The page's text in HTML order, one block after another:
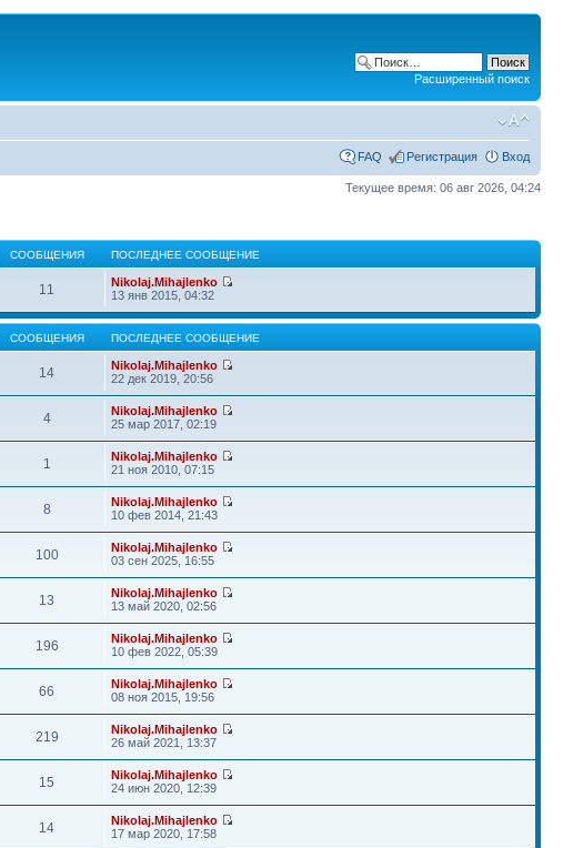
Расширенный поиск
FAQ Регистрация Вход
Текущее время: 06 авг 2026, 04:24
СООБЩЕНИЯ ПОСЛЕДНЕЕ СООБЩЕНИЕ
11
Nikolaj.Mihajlenko
13 янв 2015, 04:32
СООБЩЕНИЯ ПОСЛЕДНЕЕ СООБЩЕНИЕ
14
Nikolaj.Mihajlenko
22 дек 2019, 20:56
4
Nikolaj.Mihajlenko
25 мар 2017, 02:19
1
Nikolaj.Mihajlenko
21 ноя 2010, 07:15
8
Nikolaj.Mihajlenko
10 фев 2014, 21:43
100
Nikolaj.Mihajlenko
03 сен 2025, 16:55
13
Nikolaj.Mihajlenko
13 май 2020, 02:56
196
Nikolaj.Mihajlenko
10 фев 2022, 05:39
66
Nikolaj.Mihajlenko
08 ноя 2015, 19:56
219
Nikolaj.Mihajlenko
26 май 2021, 13:37
15
Nikolaj.Mihajlenko
24 июн 2020, 12:39
14
Nikolaj.Mihajlenko
17 мар 2020, 17:58